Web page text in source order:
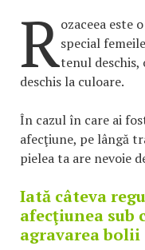
Rozaceea este
special
tenul deschis,
deschis la culoare.
În cazul în care ai
afecţiune, pe lângă
pielea ta are nevoie
Iată câteva
afecţiunea sub
agravarea bolii